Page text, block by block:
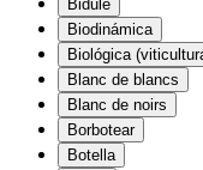
Bidule
Biodinámica
Biológica
Blanc de blancs
Blanc de noirs
Borbotear
Botella